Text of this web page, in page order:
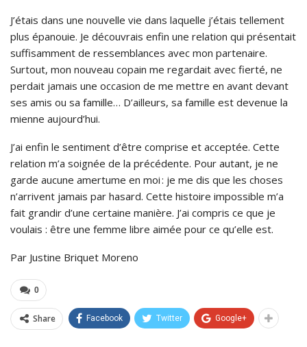
J’étais dans une nouvelle vie dans laquelle j’étais tellement
plus épanouie. Je découvrais enfin une relation qui présentait
suffisamment de ressemblances avec mon partenaire.
Surtout, mon nouveau copain me regardait avec fierté, ne
perdait jamais une occasion de me mettre en avant devant
ses amis ou sa famille… D’ailleurs, sa famille est devenue la
mienne aujourd’hui.
J’ai enfin le sentiment d’être comprise et acceptée. Cette
relation m’a soignée de la précédente. Pour autant, je ne
garde aucune amertume en moi : je me dis que les choses
n’arrivent jamais par hasard. Cette histoire impossible m’a
fait grandir d’une certaine manière. J’ai compris ce que je
voulais : être une femme libre aimée pour ce qu’elle est.
Par Justine Briquet Moreno
0
Share Facebook Twitter Google+